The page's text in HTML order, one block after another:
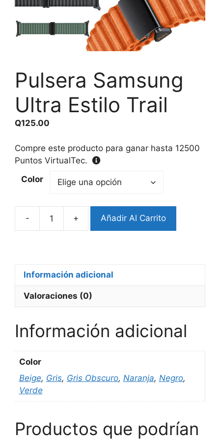
Pulsera Samsung
Ultra Estilo Trail
Q125.00
Compre este producto para ganar hasta 12500
Puntos VirtualTec.
Color
-
Pulsera
Trail
cantidad
+ Añadir Al Carrito
Información adicional
Valoraciones (0)
Información adicional
Color
Beige, Gris, Gris Obscuro, Naranja, Negro,
Verde
Productos que podrían